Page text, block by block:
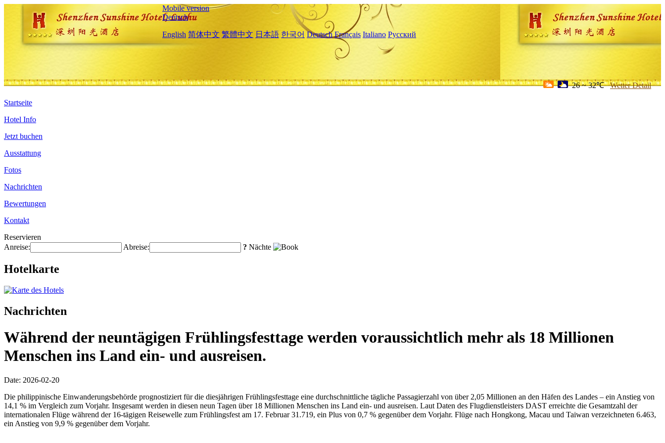
Mobile version
Deutsch
English 简体中文 繁體中文 日本語 한국어 Deutsch Français Italiano Русский
26 ~ 32℃ Wetter Detail
Startseite
Hotel Info
Jetzt buchen
Ausstattung
Fotos
Nachrichten
Bewertungen
Kontakt
Reservieren
Anreise:
Abreise: ? Nächte
Hotelkarte
Nachrichten
Während der neuntägigen Frühlingsfesttage werden voraussichtlich mehr als 18 Millionen
Menschen ins Land ein- und ausreisen.
Date: 2026-02-20
Die philippinische Einwanderungsbehörde prognostiziert für die diesjährigen Frühlingsfesttage eine durchschnittliche tägliche Passagierzahl von über 2,05 Millionen an den Häfen des Landes – ein Anstieg von
14,1 % im Vergleich zum Vorjahr. Insgesamt werden in diesen neun Tagen über 18 Millionen Menschen ins Land ein- und ausreisen. Laut Daten des Flugdienstleisters DAST erreichte die Gesamtzahl der
internationalen Flüge während der 16-tägigen Reisewelle zum Frühlingsfest am 17. Februar 31.719, ein Plus von 0,7 % gegenüber dem Vorjahr. Flüge nach Hongkong, Macau und Taiwan verzeichneten 6.463,
ein Anstieg von 9,9 % gegenüber dem Vorjahr.